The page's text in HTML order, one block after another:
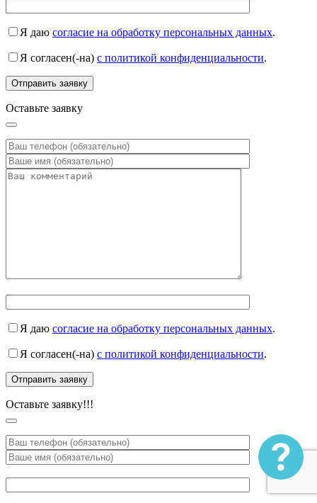
Я даю согласие на обработку персональных данных.
Я согласен(-на) с политикой конфиденциальности.
Оставьте заявку
Я даю согласие на обработку персональных данных.
Я согласен(-на) с политикой конфиденциальности.
Оставьте заявку!!!